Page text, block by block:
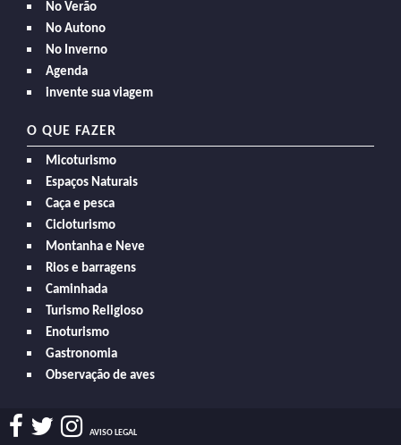
No Verão
No Autono
No Inverno
Agenda
invente sua viagem
O QUE FAZER
Micoturismo
Espaços Naturais
Caça e pesca
Cicloturismo
Montanha e Neve
Rios e barragens
Caminhada
Turismo Religioso
Enoturismo
Gastronomia
Observação de aves
AVISO LEGAL